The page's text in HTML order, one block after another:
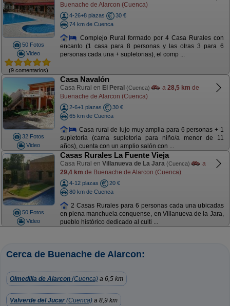
50 Fotos
Video
(9 comentarios)
Buenache de Alarcon (Cuenca)
4-26+8 plazas
30 €
74 km de Cuenca
Complejo Rural formado por 4 Casa Rurales con
encanto (1 casa para 8 personas y las otras 3 para 6
personas cada una + supletorias), el comp ...
32 Fotos
Video
Casa Navalón
Casa Rural en El Peral (Cuenca) a 28,5 km de
Buenache de Alarcon (Cuenca)
2-6+1 plazas
30 €
65 km de Cuenca
Casa rural de lujo muy amplia para 6 personas + 1
supletoria (cama supletoria para niño/a menor de 11
años), cuenta con un amplio salón con ...
50 Fotos
Video
Casas Rurales La Fuente Vieja
Casa Rural en Villanueva de La Jara (Cuenca)
a
29,4 km de Buenache de Alarcon (Cuenca)
4-12 plazas
20 €
80 km de Cuenca
2 Casas Rurales para 6 personas cada una ubicadas
en plena manchuela conquense, en Villanueva de la Jara,
pueblo histórico dedicado al culti ...
Cerca de Buenache de Alarcon:
Olmedilla de Alarcon (Cuenca) a 6,5 km
Valverde del Jucar (Cuenca) a 8,9 km